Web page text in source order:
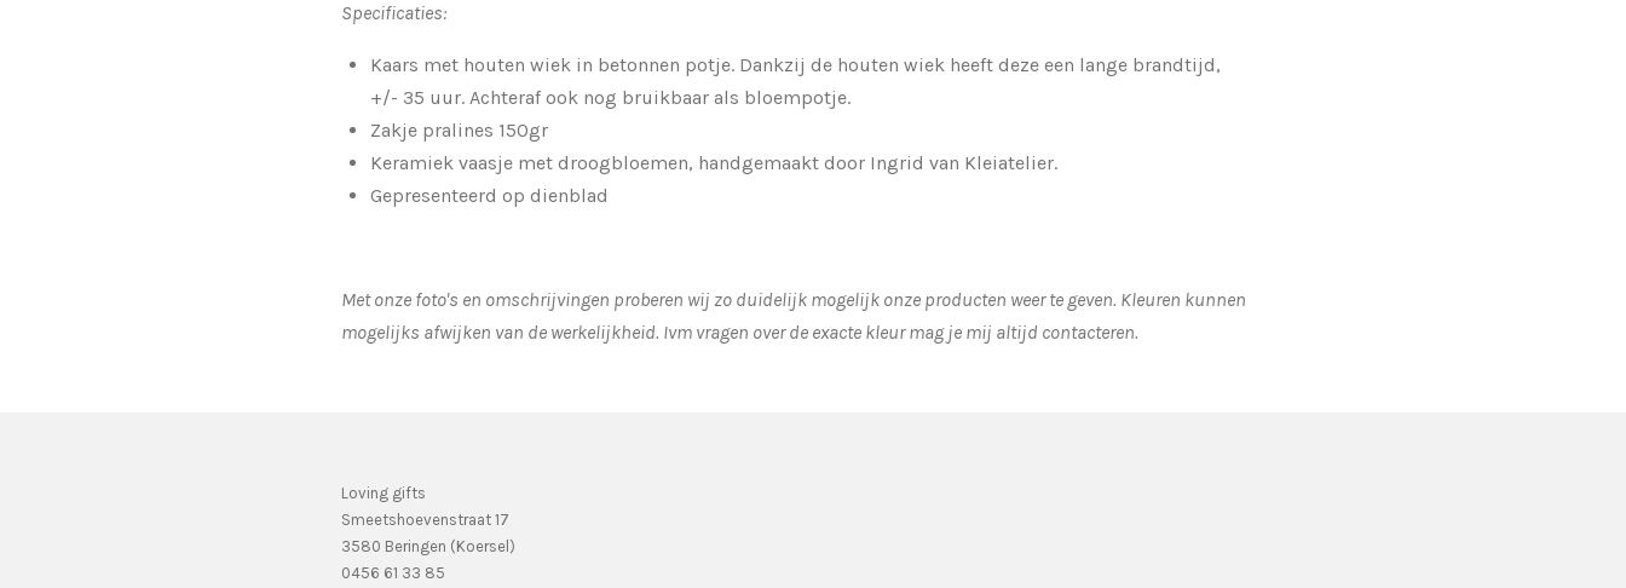
Specificaties:
Kaars met houten wiek in betonnen potje. Dankzij de houten wiek heeft deze een lange brandtijd,
+/- 35 uur. Achteraf ook nog bruikbaar als bloempotje.
Zakje pralines 150gr
Keramiek vaasje met droogbloemen, handgemaakt door Ingrid van Kleiatelier.
Gepresenteerd op dienblad
Met onze foto's en omschrijvingen proberen wij zo duidelijk mogelijk onze producten weer te geven. Kleuren kunnen
mogelijks afwijken van de werkelijkheid. Ivm vragen over de exacte kleur mag je mij altijd contacteren.
Loving gifts
Smeetshoevenstraat 17
3580 Beringen (Koersel)
0456 61 33 85